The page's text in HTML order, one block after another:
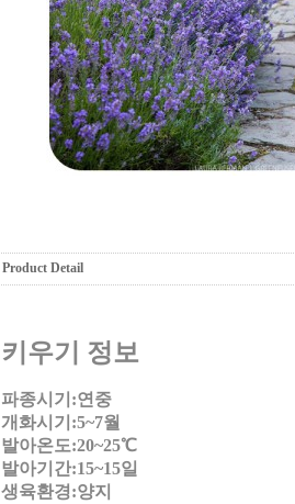
Product Detail
키우기 정보
파종시기:연중
개화시기:5~7월
발아온도:20~25℃
발아기간:15~15일
생육환경:양지